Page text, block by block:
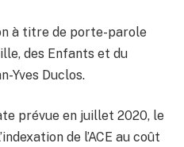
à titre de porte-parole
des Enfants et du
Yves Duclos.
prévue en juillet 2020, le
de l’ACE au coût